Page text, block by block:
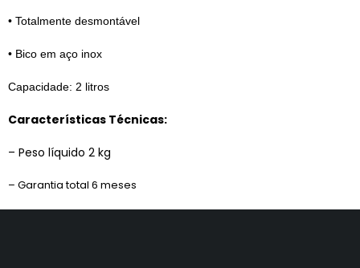
• Totalmente desmontável
• Bico em aço inox
Capacidade: 2 litros
Características Técnicas:
– Peso líquido 2 kg
– Garantia total 6 meses